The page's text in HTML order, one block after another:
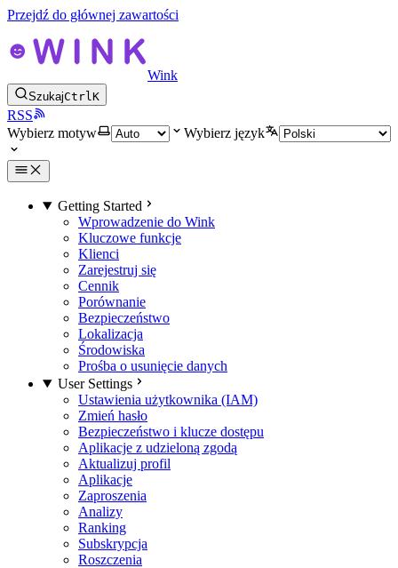
Przejdź do głównej zawartości
Wink
SzukajCtrlK
RSS
Wybierz motyw
Wybierz język
Getting Started
Wprowadzenie do Wink
Kluczowe funkcje
Klienci
Zarejestruj się
Cennik
Porównanie
Bezpieczeństwo
Lokalizacja
Środowiska
Prośba o usunięcie danych
User Settings
Ustawienia użytkownika (IAM)
Zmień hasło
Bezpieczeństwo i klucze dostępu
Aplikacje z udzieloną zgodą
Aktualizuj profil
Aplikacje
Zaproszenia
Analizy
Ranking
Subskrypcja
Roszczenia